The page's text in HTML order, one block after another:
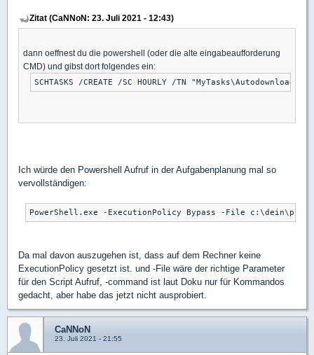
Zitat (CaNNoN: 23. Juli 2021 - 12:43)
dann oeffnest du die powershell (oder die alte eingabeaufforderung
CMD) und gibst dort folgendes ein:
Ich würde den Powershell Aufruf in der Aufgabenplanung mal so
vervollständigen:
Da mal davon auszugehen ist, dass auf dem Rechner keine
ExecutionPolicy gesetzt ist. und -File wäre der richtige Parameter
für den Script Aufruf, -command ist laut Doku nur für Kommandos
gedacht, aber habe das jetzt nicht ausprobiert.
CaNNoN
23. Juli 2021 - 21:55